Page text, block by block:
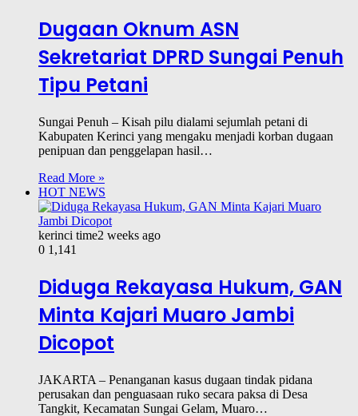
Dugaan Oknum ASN
Sekretariat DPRD Sungai Penuh
Tipu Petani
Sungai Penuh – Kisah pilu dialami sejumlah petani di
Kabupaten Kerinci yang mengaku menjadi korban dugaan
penipuan dan penggelapan hasil…
Read More »
HOT NEWS
kerinci time2 weeks ago
0 1,141
Diduga Rekayasa Hukum, GAN
Minta Kajari Muaro Jambi
Dicopot
JAKARTA – Penanganan kasus dugaan tindak pidana
perusakan dan penguasaan ruko secara paksa di Desa
Tangkit, Kecamatan Sungai Gelam, Muaro…